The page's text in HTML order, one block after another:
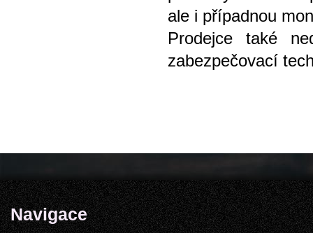
ale i případnou
Prodejce také
zabezpečovací
Navigace